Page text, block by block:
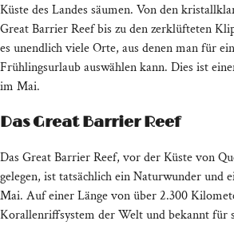
Küste des Landes säumen. Von den
Great Barrier Reef bis zu den zerklüfteten
es unendlich viele Orte, aus denen man für
Frühlingsurlaub auswählen kann. Dies ist
im Mai.
Das Great Barrier Reef
Das Great Barrier Reef, vor der Küste von
gelegen, ist tatsächlich ein Naturwunder und
Mai. Auf einer Länge von über 2.300
Korallenriffsystem der Welt und bekannt für